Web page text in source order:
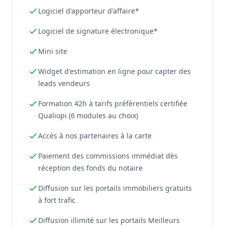
Logiciel d'apporteur d'affaire*
Logiciel de signature électronique*
Mini site
Widget d'estimation en ligne pour capter des
leads vendeurs
Formation 42h à tarifs préférentiels certifiée
Qualiopi (6 modules au choix)
Accès à nos partenaires à la carte
Paiement des commissions immédiat dès
réception des fonds du notaire
Diffusion sur les portails immobiliers gratuits
à fort trafic
Diffusion illimité sur les portails Meilleurs